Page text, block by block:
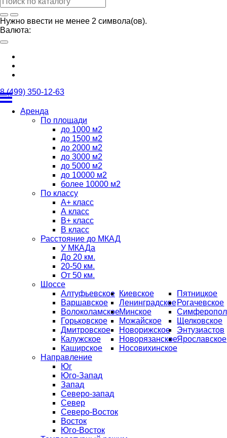
Нужно ввести не менее 2 символа(ов).
Валюта:
8 (499) 350-12-63
Аренда
По площади
до 1000 м2
до 1500 м2
до 2000 м2
до 3000 м2
до 5000 м2
до 10000 м2
более 10000 м2
По классу
А+ класс
А класс
B+ класс
В класс
Расстояние до МКАД
У МКАДа
До 20 км.
20-50 км.
От 50 км.
Шоссе
Алтуфьевское
Варшавское
Волоколамское
Горьковское
Дмитровское
Калужское
Каширское
Киевское
Ленинградское
Минское
Можайское
Новорижское
Новорязанское
Носовихинское
Пятницкое
Рогачевское
Щелковское
Энтузиастов
Ярославское
Направление
Юг
Юго-Запад
Запад
Северо-запад
Север
Северо-Восток
Восток
Юго-Восток